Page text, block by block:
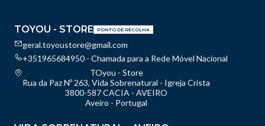
TOYOU - STORE PONTO DE RECOLHA
geral.toyoustore@gmail.com
+351965684950 - Chamada para a Rede Móvel Nacional
TOyou - Store
Rua da Paz Nº 263, Vida Sobrenatural - Igreja Crista
3800-587 CACIA - AVEIRO
Aveiro - Portugal